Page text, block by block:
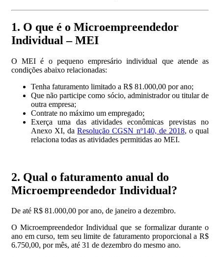
1. O que é o Microempreendedor
Individual – MEI
O MEI é o pequeno empresário individual que atende as
condições abaixo relacionadas:
Tenha faturamento limitado a R$ 81.000,00 por ano;
Que não participe como sócio, administrador ou titular de
outra empresa;
Contrate no máximo um empregado;
Exerça uma das atividades econômicas previstas no
Anexo XI, daResolução CGSN nº140, de 2018, o qual
relaciona todas as atividades permitidas ao MEI.
2. Qual o faturamento anual do
Microempreendedor Individual?
De até R$ 81.000,00 por ano, de janeiro a dezembro.
O Microempreendedor Individual que se formalizar durante o
ano em curso, tem seu limite de faturamento proporcional a R$
6.750,00, por mês, até 31 de dezembro do mesmo ano.